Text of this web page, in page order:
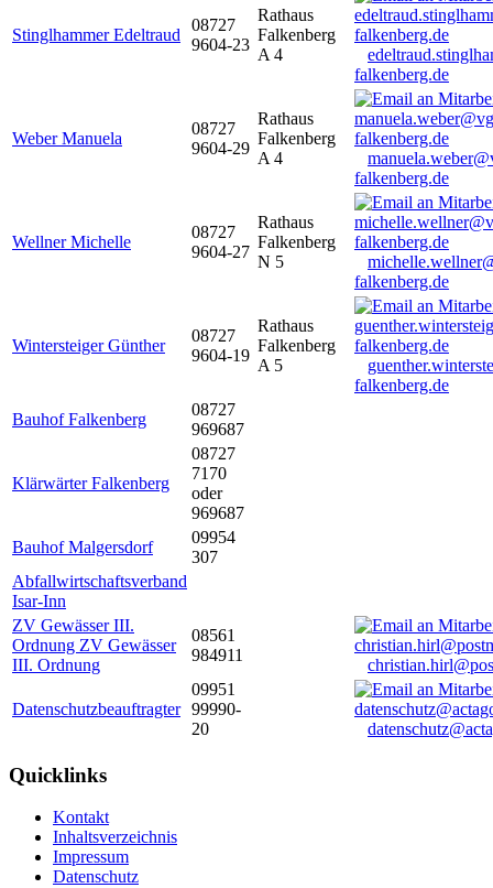
Stinglhammer Edeltraud
08727
9604-23
Rathaus
Falkenberg
A 4
falkenberg.de
Weber Manuela
08727
9604-29
Rathaus
Falkenberg
A 4
falkenberg.de
Wellner Michelle
08727
9604-27
Rathaus
Falkenberg
N 5
falkenberg.de
Wintersteiger Günther
08727
9604-19
Rathaus
Falkenberg
A 5
falkenberg.de
Bauhof Falkenberg
08727
969687
Klärwärter Falkenberg
08727
7170
oder
969687
Bauhof Malgersdorf
09954
307
Abfallwirtschaftsverband
Isar-Inn
ZV Gewässer III.
Ordnung ZV Gewässer
III. Ordnung
08561
984911
Datenschutzbeauftragter
09951
99990-
20
Quicklinks
Kontakt
Inhaltsverzeichnis
Impressum
Datenschutz